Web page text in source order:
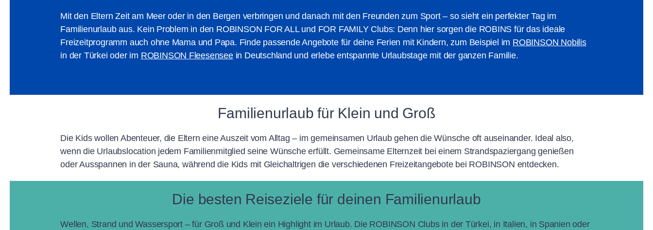
Mit den Eltern Zeit am Meer oder in den Bergen verbringen und danach mit den Freunden zum Sport – so sieht ein perfekter Tag im
Familienurlaub aus. Kein Problem in den ROBINSON FOR ALL und FOR FAMILY Clubs: Denn hier sorgen die ROBINS für das ideale
Freizeitprogramm auch ohne Mama und Papa. Finde passende Angebote für deine Ferien mit Kindern, zum Beispiel im ROBINSON Nobilis
in der Türkei oder im ROBINSON Fleesenseein Deutschland und erlebe entspannte Urlaubstage mit der ganzen Familie.
Familienurlaub für Klein und Groß
Die Kids wollen Abenteuer, die Eltern eine Auszeit vom Alltag – im gemeinsamen Urlaub gehen die Wünsche oft auseinander. Ideal also,
wenn die Urlaubslocation jedem Familienmitglied seine Wünsche erfüllt. Gemeinsame Elternzeit bei einem Strandspaziergang genießen
oder Ausspannen in der Sauna, während die Kids mit Gleichaltrigen die verschiedenen Freizeitangebote bei ROBINSON entdecken.
Die besten Reiseziele für deinen Familienurlaub
Wellen, Strand und Wassersport – für Groß und Klein ein Highlight im Urlaub. Die ROBINSON Clubs in der Türkei, in Italien, in Spanien oder